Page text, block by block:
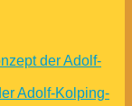
der Adolf-
Adolf-Kolping-